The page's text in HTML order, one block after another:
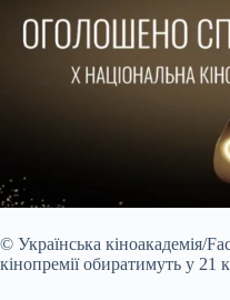
© Українська кіноакадемія/
кінопремії обиратимуть у 21